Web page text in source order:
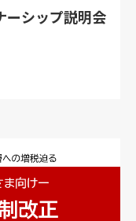
ーシップ説明会